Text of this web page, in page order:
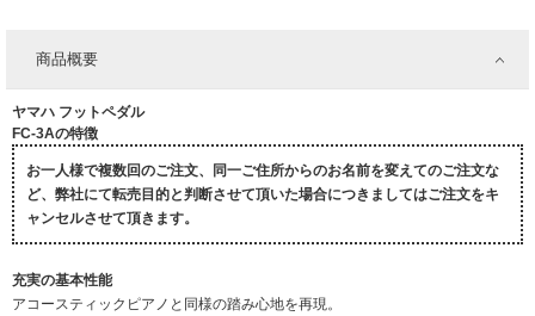
商品概要
ヤマハ フットペダル
FC-3Aの特徴
お一人様で複数回のご注文、同一ご住所からのお名前を変えてのご注文な
ど、弊社にて転売目的と判断させて頂いた場合につきましてはご注文をキ
ャンセルさせて頂きます。
充実の基本性能
アコースティックピアノと同様の踏み心地を再現。